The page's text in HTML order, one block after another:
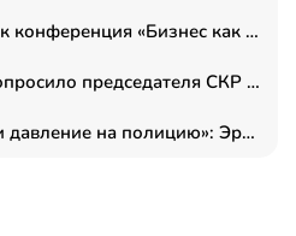
Переговоры в рамке: как конференция «Бизнес как искусство» переформатирует деловой этикет в стенах ТПП РФ
Руководство «СВОИ» попросило председателя СКР дать правовую оценку обысков в тыловом штабе
«Незаконные приказы и давление на полицию»: Эрнеста Султанова задержали у посольства Израиля во время одиночного пикета